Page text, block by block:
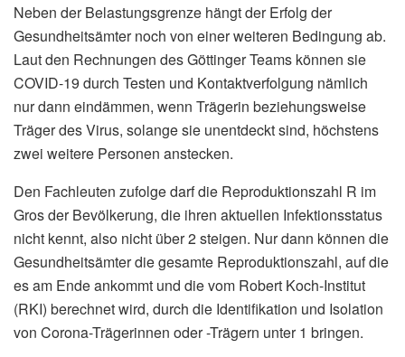
Neben der Belastungsgrenze hängt der Erfolg der
Gesundheitsämter noch von einer weiteren Bedingung ab.
Laut den Rechnungen des Göttinger Teams können sie
COVID-19 durch Testen und Kontaktverfolgung nämlich
nur dann eindämmen, wenn Trägerin beziehungsweise
Träger des Virus, solange sie unentdeckt sind, höchstens
zwei weitere Personen anstecken.
Den Fachleuten zufolge darf die Reproduktionszahl R im
Gros der Bevölkerung, die ihren aktuellen Infektionsstatus
nicht kennt, also nicht über 2 steigen. Nur dann können die
Gesundheitsämter die gesamte Reproduktionszahl, auf die
es am Ende ankommt und die vom Robert Koch-Institut
(RKI) berechnet wird, durch die Identifikation und Isolation
von Corona-Trägerinnen oder -Trägern unter 1 bringen.